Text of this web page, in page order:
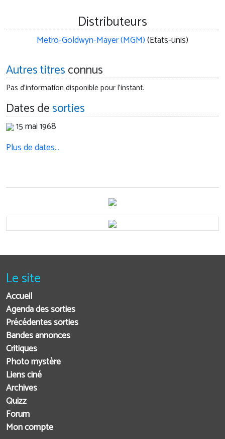
Distributeurs
Metro-Goldwyn-Mayer (MGM)(Etats-unis)
Autres titresconnus
Pas d'information disponible pour l'instant.
Dates desorties
15 mai 1968
Plus de dates…
Le site
Accueil
Agenda des sorties
Précédentes sorties
Bandes annonces
Critiques
Photo mystère
Liens ciné
Archives
Quizz
Forum
Mon compte